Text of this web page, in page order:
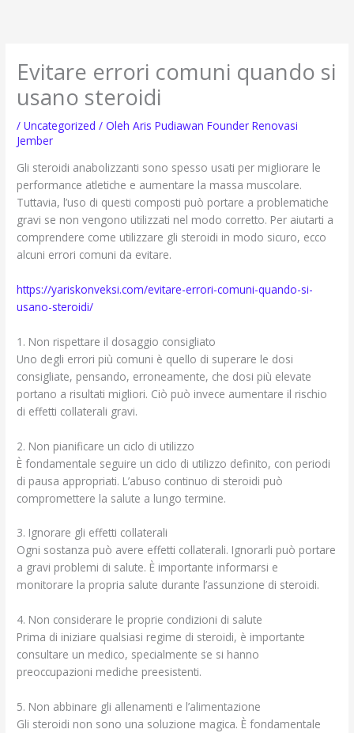
Evitare errori comuni quando si
usano steroidi
/Uncategorized / OlehAris Pudiawan Founder Renovasi
Jember
Gli steroidi anabolizzanti sono spesso usati per migliorare le
performance atletiche e aumentare la massa muscolare.
Tuttavia, l’uso di questi composti può portare a problematiche
gravi se non vengono utilizzati nel modo corretto. Per aiutarti a
comprendere come utilizzare gli steroidi in modo sicuro, ecco
alcuni errori comuni da evitare.
https://yariskonveksi.com/evitare-errori-comuni-quando-si-
usano-steroidi/
1. Non rispettare il dosaggio consigliato
Uno degli errori più comuni è quello di superare le dosi
consigliate, pensando, erroneamente, che dosi più elevate
portano a risultati migliori. Ciò può invece aumentare il rischio
di effetti collaterali gravi.
2. Non pianificare un ciclo di utilizzo
È fondamentale seguire un ciclo di utilizzo definito, con periodi
di pausa appropriati. L’abuso continuo di steroidi può
compromettere la salute a lungo termine.
3. Ignorare gli effetti collaterali
Ogni sostanza può avere effetti collaterali. Ignorarli può portare
a gravi problemi di salute. È importante informarsi e
monitorare la propria salute durante l’assunzione di steroidi.
4. Non considerare le proprie condizioni di salute
Prima di iniziare qualsiasi regime di steroidi, è importante
consultare un medico, specialmente se si hanno
preoccupazioni mediche preesistenti.
5. Non abbinare gli allenamenti e l’alimentazione
Gli steroidi non sono una soluzione magica. È fondamentale